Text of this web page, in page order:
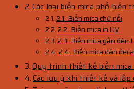
Các loại biển mica phổ biến
2.1. Biển mica chữ nổi
2.2. Biển mica in UV
2.3. Biển mica gắn đèn
2.4. Biển mica dán
Quy trình thiết kế biển mica
Các lưu ý khi thiết kế và